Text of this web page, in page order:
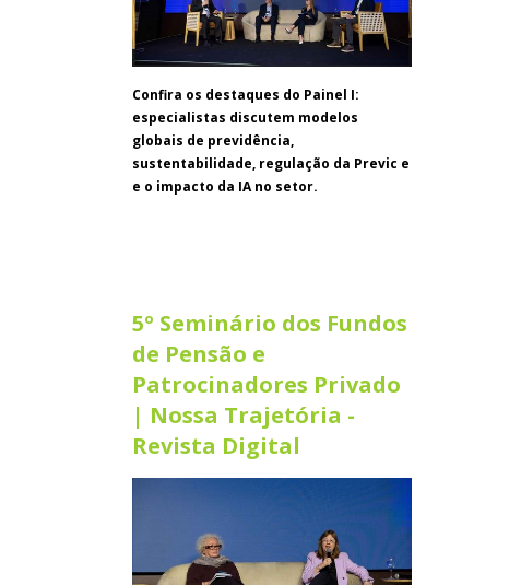
Confira os destaques do Painel I:
especialistas discutem modelos
globais de previdência,
sustentabilidade, regulação da Previc e
e o impacto da IA no setor.
5º Seminário dos Fundos
de Pensão e
Patrocinadores Privado
| Nossa Trajetória -
Revista Digital